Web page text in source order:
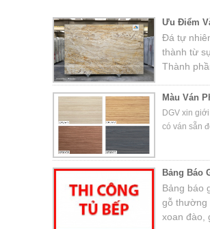
Ưu Điểm
Đá tự
thành từ
Thành
Màu Ván
DGV xin
có ván sẵn
Bảng Báo
Bảng báo
gỗ thường
xoan đào,